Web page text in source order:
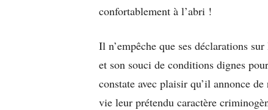
confortablement à l’abri !
Il n’empêche que ses déclarations
et son souci de conditions dignes
constate avec plaisir qu’il annonce
vie leur prétendu caractère